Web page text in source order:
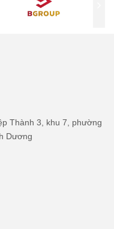
Thành 3, khu 7, phường
Dương